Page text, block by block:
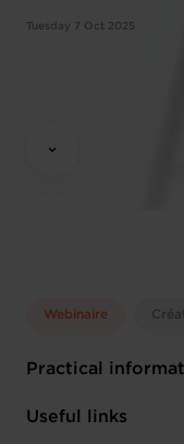
Tuesday 7 Oct 2025
Webinaire
Practical
Tuesday 7 Oct 2025
Useful links